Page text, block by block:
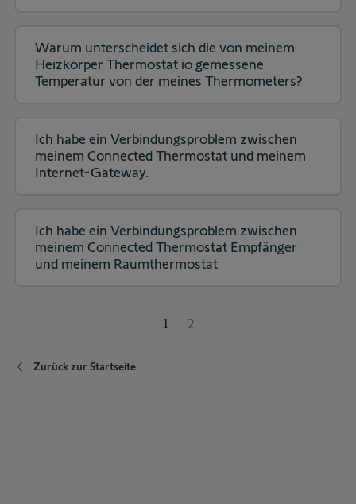
Warum unterscheidet sich die von meinem
Heizkörper Thermostat io gemessene
Temperatur von der meines Thermometers?
Ich habe ein Verbindungsproblem zwischen
meinem Connected Thermostat und meinem
Internet-Gateway.
Ich habe ein Verbindungsproblem zwischen
meinem Connected Thermostat Empfänger
und meinem Raumthermostat
1 2
Zurück zur Startseite